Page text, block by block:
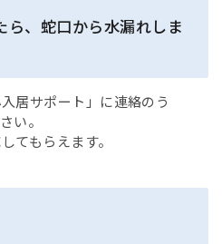
ら、蛇口から水漏れしま
居サポート」に連絡のう
い。
てもらえます。